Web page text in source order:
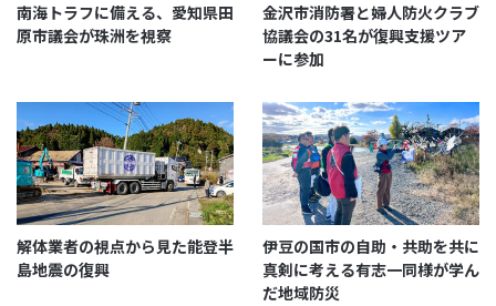
南海トラフに備える、愛知県田
原市議会が珠洲を視察
金沢市消防署と婦人防火クラブ
協議会の31名が復興支援ツア
ーに参加
解体業者の視点から見た能登半
島地震の復興
伊豆の国市の自助・共助を共に
真剣に考える有志一同様が学ん
だ地域防災